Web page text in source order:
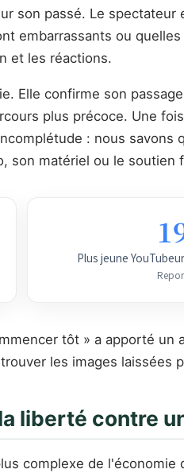
son passé. Le
embarrassants ou
et les réactions.
Elle confirme son
plus précoce. Une
: nous
son matériel ou le soutien
Plus jeune
tôt » a apporté
les images laissées
liberté contre
complexe de